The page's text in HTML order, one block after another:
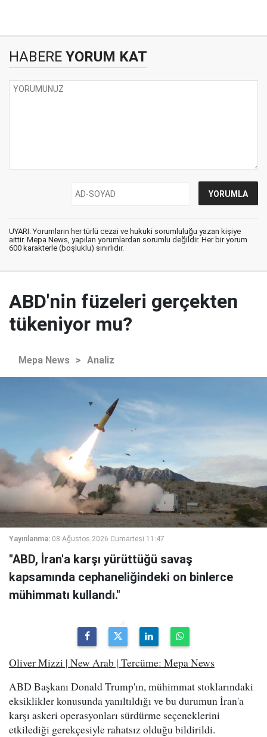
HABERE YORUM KAT
UYARI: Yorumların her türlü cezai ve hukuki sorumluluğu yazan kişiye
aittir. Mepa News, yapılan yorumlardan sorumlu değildir. Her bir yorum
600 karakterle (boşluklu) sınırlıdır.
ABD'nin füzeleri gerçekten
tükeniyor mu?
Mepa News > Analiz
Yayınlanma: 08 Ağustos 2026 Cumartesi 11:47
"ABD, İran'a karşı yürüttüğü savaş
kapsamında cephaneliğindeki on binlerce
mühimmatı kullandı."
Oliver Mizzi | New Arab | Tercüme: Mepa News
ABD Başkanı Donald Trump'ın, mühimmat stoklarındaki
eksiklikler konusunda yanıltıldığı ve bu durumun İran'a
karşı askeri operasyonları sürdürme seçeneklerini
etkilediği gerekçesiyle rahatsız olduğu bildirildi.